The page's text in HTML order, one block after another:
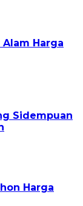
Alam Harga
Sidempuan
Harga